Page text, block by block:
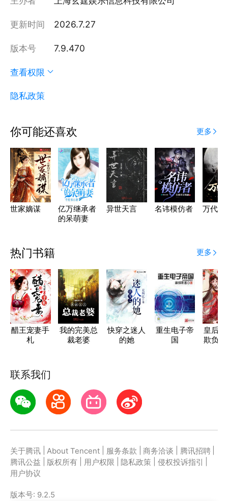
更新时间 2026.7.27
版本号 7.9.470
查看权限
隐私政策
你可能还喜欢 更多
世家嫡谋
亿万继承者
的呆萌妻
异世天言 名讳模仿者 万代独
热门书籍 更多
醋王宠妻手
札
我的完美总
裁老婆
快穿之迷人
的她
重生电子帝
国
皇后
欺负
联系我们
关于腾讯 About Tencent 服务条款 商务洽谈 腾讯招聘
腾讯公益
版权所有 用户权限 隐私政策 侵权投诉指引
用户协议
版本号: 9.2.5